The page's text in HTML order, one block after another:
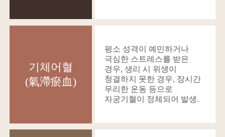
기체어혈
(氣滯瘀血)
평소 성격이 예민하거나
극심한 스트레스를 받은
경우, 생리 시 위생이
청결하지 못한 경우, 장시간
무리한 운동 등으로
자궁기혈이 정체되어 발생.